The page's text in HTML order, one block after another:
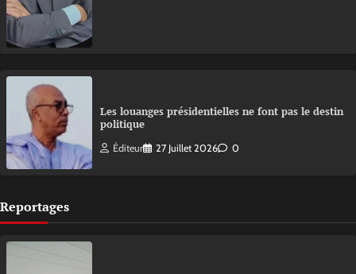
Les louanges présidentielles ne font pas le destin
politique
Éditeur 27 Juillet 2026 0
Reportages